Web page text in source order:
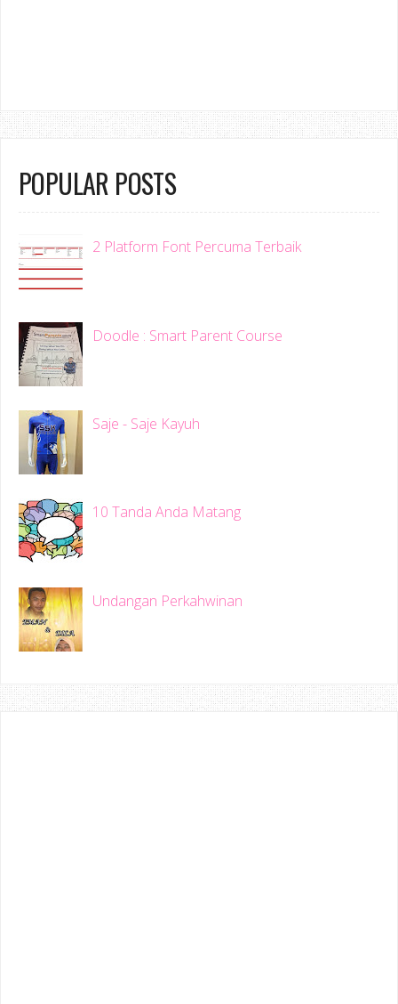
POPULAR POSTS
2 Platform Font Percuma Terbaik
Doodle : Smart Parent Course
Saje - Saje Kayuh
10 Tanda Anda Matang
Undangan Perkahwinan